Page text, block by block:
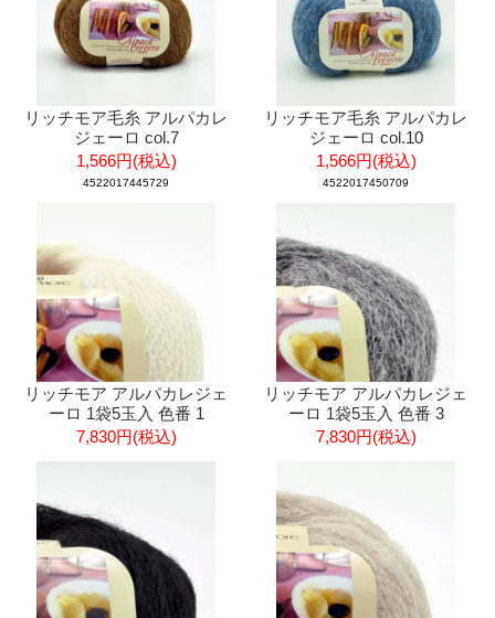
リッチモア毛糸 アルパカレ
ジェーロ col.7
1,566円(税込)
4522017445729
リッチモア毛糸 アルパカレ
ジェーロ col.10
1,566円(税込)
4522017450709
リッチモア アルパカレジェ
ーロ 1袋5玉入 色番 1
7,830円(税込)
リッチモア アルパカレジェ
ーロ 1袋5玉入 色番 3
7,830円(税込)